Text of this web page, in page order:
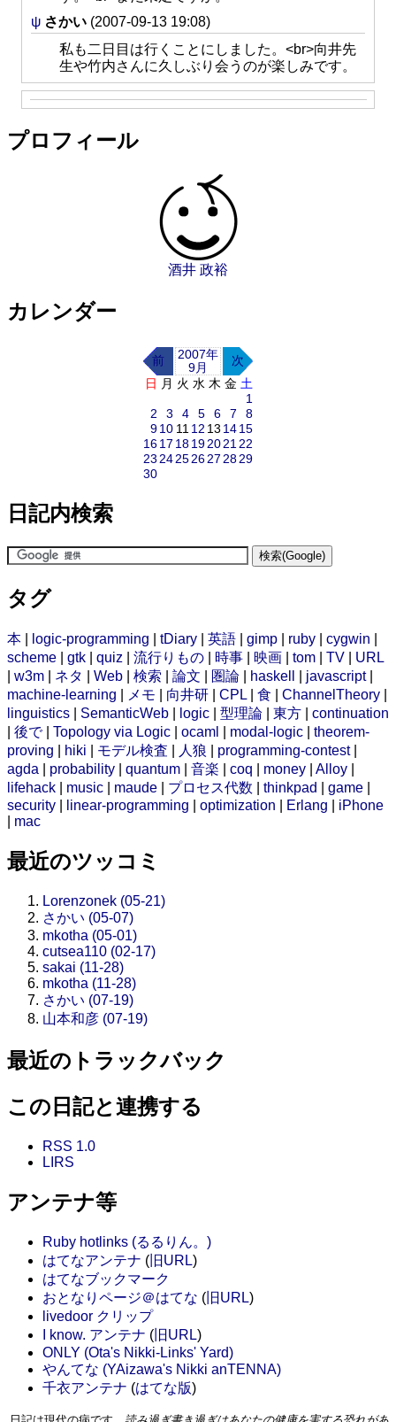
ψ さかい (2007-09-13 19:08)
私も二日目は行くことにしました。<br>向井先
生や竹内さんに久しぶり会うのが楽しみです。
プロフィール
酒井 政裕
カレンダー
前
2007年
9月
次
日 月 火 水 木 金 土
1
2
3 4 5 6 7
8
910 11 12 13 1415
1617 18192021 22
23 24252627 2829
30
日記内検索
タグ
本 logic-programming tDiary 英語 gimp ruby cygwin
scheme
gtk quiz 流行りもの 時事 映画 tom TV
URL
w3m ネタ Web 検索 論文 圏論 haskell javascript|
machine-learning
メモ 向井研 CPL 食 ChannelTheory
linguistics
SemanticWeb logic 型理論 東方
continuation
後で| Topology via Logic ocaml modal-logic
theorem-
proving
hiki モデル検査 人狼 programming-contest|
agda
probability quantum 音楽 coq money Alloy
lifehack
music maude プロセス代数 thinkpad game
security
linear-programming optimization Erlang
iPhone
mac
最近のツッコミ
Lorenzonek (05-21)
さかい (05-07)
mkotha (05-01)
cutsea110 (02-17)
sakai (11-28)
mkotha (11-28)
さかい (07-19)
山本和彦 (07-19)
最近のトラックバック
この日記と連携する
RSS 1.0
LIRS
アンテナ等
Ruby hotlinks (るるりん。)
はてなアンテナ ( 旧URL)
はてなブックマーク
おとなりページ＠はてな ( 旧URL)
livedoor クリップ
I know. アンテナ ( 旧URL)
ONLY (Ota's Nikki-Links' Yard)
やんてな (YAizawa's Nikki anTENNA)
千衣アンテナ (はてな版)